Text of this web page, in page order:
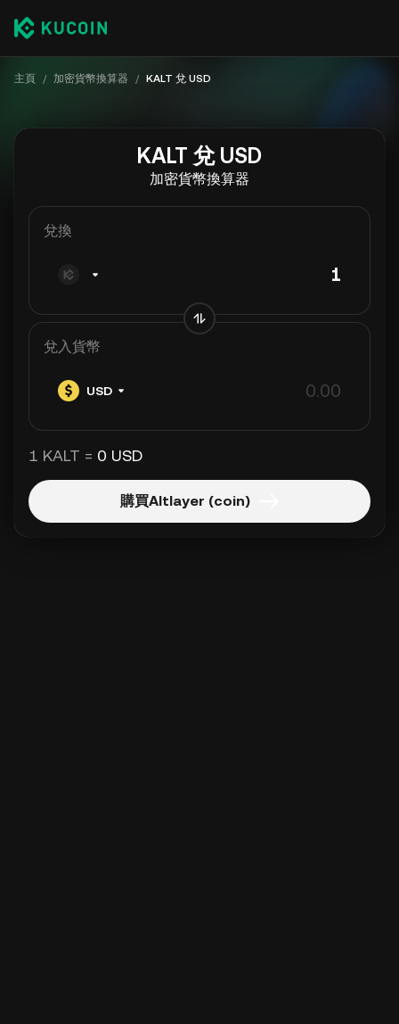
主頁 / 加密貨幣換算器 / KALT 兌 USD
KALT 兌 USD
加密貨幣換算器
兌換
兌入貨幣
USD
1 KALT = 0 USD
購買Altlayer (coin)